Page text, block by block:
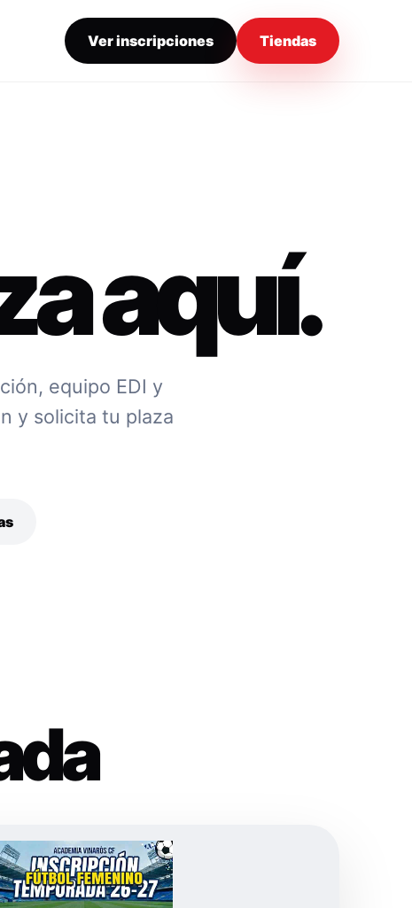
Ver inscripciones Tiendas
aquí.
equipo EDI y
y solicita tu plaza